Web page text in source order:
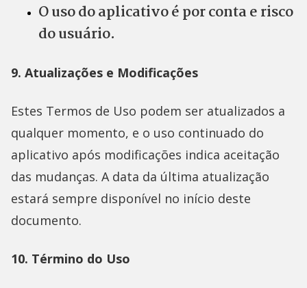
O uso do aplicativo é por conta e risco
do usuário.
9. Atualizações e Modificações
Estes Termos de Uso podem ser atualizados a
qualquer momento, e o uso continuado do
aplicativo após modificações indica aceitação
das mudanças. A data da última atualização
estará sempre disponível no início deste
documento.
10. Término do Uso